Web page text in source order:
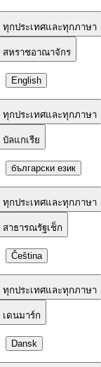
ทุกประเทศและทุกภาษา
สหราชอาณาจักร
English
ทุกประเทศและทุกภาษา
บัลแกเรีย
български език
ทุกประเทศและทุกภาษา
สาธารณรัฐเช็ก
Čeština
ทุกประเทศและทุกภาษา
เดนมาร์ก
Dansk